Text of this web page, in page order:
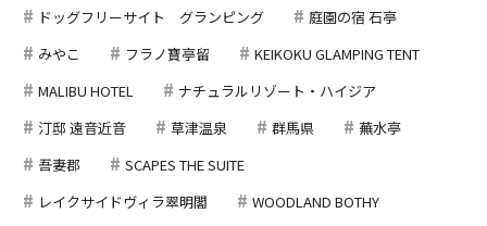
ドッグフリーサイト グランピング
庭園の宿 石亭
みやこ
フラノ寶亭留
KEIKOKU GLAMPING TENT
MALIBU HOTEL
ナチュラルリゾート・ハイジア
汀邸 遠音近音
草津温泉 群馬県
蕪水亭
吾妻郡
SCAPES THE SUITE
レイクサイドヴィラ翠明閣
WOODLAND BOTHY